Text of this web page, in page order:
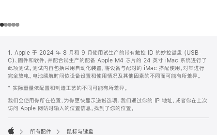
页
页
脚
注
1. Apple 于 2024 年 8 月和 9 月使用试生产的带有触控 ID 的妙控键盘 (USB-
C)、固件和软件，并配合试生产的配备 Apple M4 芯片的 24 英寸 iMac 系统进行了
此项测试。测试内容包括采用自动化装置，将设备与配对的 iMac 搭配使用，对其进行
完全放电。电池续航时间依设备设置和使用情况及其他因素的不同而可能有所差异。
* 实际重量依配置和制造工艺的不同可能有所差异。
我们会使用你所在位置，为你更快显示送货选项。我们通过你的 IP 地址，或者你在上次
访问 Apple 网站时输入的位置信息，找到了你的位置。
所有配件
鼠标与键盘